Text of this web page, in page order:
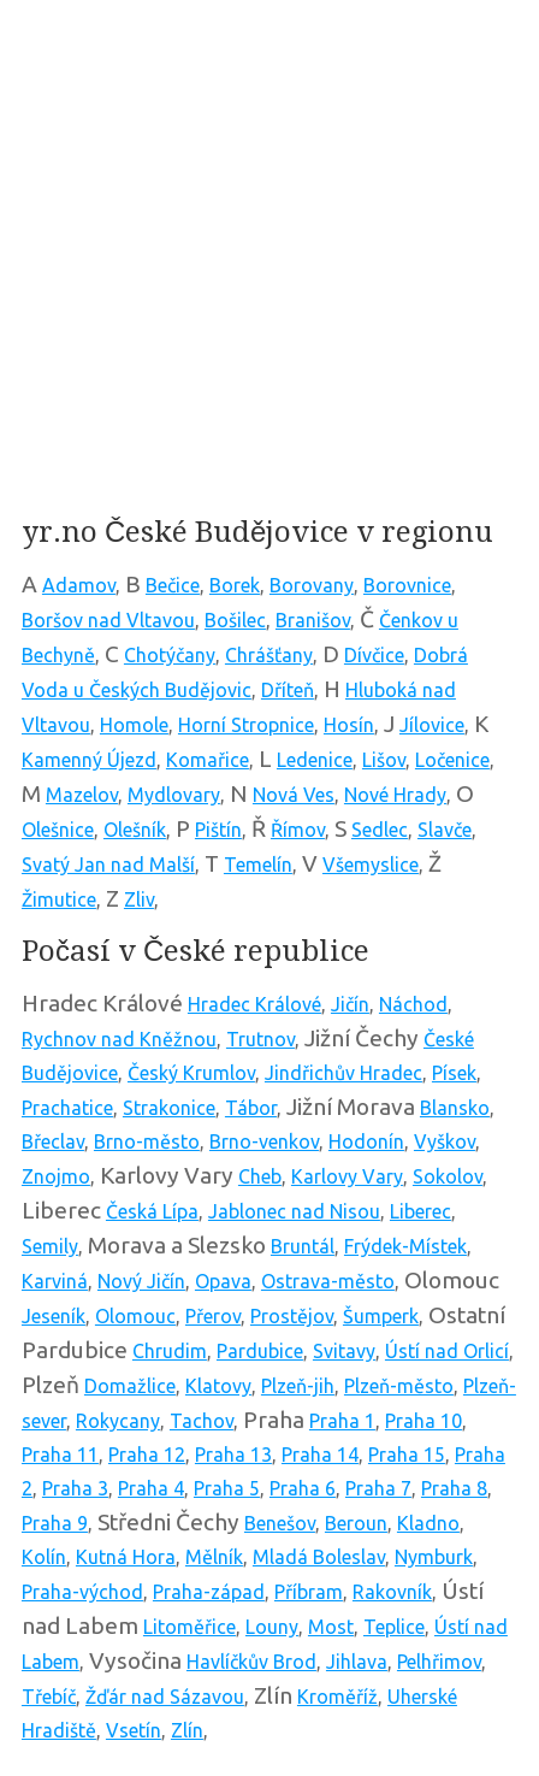
yr.no České Budějovice v regionu
A Adamov, B Bečice, Borek, Borovany, Borovnice,
Boršov nad Vltavou, Bošilec, Branišov, Č Čenkov u
Bechyně, C Chotýčany, Chrášťany, D Dívčice, Dobrá
Voda u Českých Budějovic, Dříteň, H Hluboká nad
Vltavou, Homole, Horní Stropnice, Hosín, J Jílovice, K
Kamenný Újezd , Komařice, L Ledenice, Lišov, Ločenice,
M Mazelov, Mydlovary, N Nová Ves, Nové Hrady, O
Olešnice, Olešník, P Pištín, Ř Římov, S Sedlec, Slavče,
Svatý Jan nad Malší, T Temelín, V Všemyslice, Ž
Žimutice, Z Zliv,
Počasí v České republice
Hradec Králové Hradec Králové, Jičín, Náchod ,
Rychnov nad Kněžnou, Trutnov, Jižní Čechy České
Budějovice, Český Krumlov, Jindřichův Hradec, Písek,
Prachatice, Strakonice, Tábor, Jižní Morava Blansko,
Břeclav, Brno-město, Brno-venkov, Hodonín, Vyškov,
Znojmo, Karlovy Vary Cheb, Karlovy Vary, Sokolov,
Liberec Česká Lípa, Jablonec nad Nisou, Liberec,
Semily, Morava a Slezsko Bruntál, Frýdek-Místek,
Karviná, Nový Jičín, Opava, Ostrava-město, Olomouc
Jeseník, Olomouc, Přerov, Prostějov, Šumperk, Ostatní
Pardubice Chrudim, Pardubice, Svitavy, Ústí nad Orlicí,
Plzeň Domažlice, Klatovy, Plzeň-jih, Plzeň-město, Plzeň-
sever, Rokycany, Tachov, Praha Praha 1 , Praha 10,
Praha 11 , Praha 12, Praha 13, Praha 14, Praha 15, Praha
2, Praha 3, Praha 4, Praha 5, Praha 6, Praha 7, Praha 8,
Praha 9, Středni Čechy Benešov, Beroun, Kladno,
Kolín, Kutná Hora, Mělník, Mladá Boleslav, Nymburk,
Praha-východ , Praha-západ , Příbram, Rakovník, Ústí
nad Labem Litoměřice, Louny, Most, Teplice, Ústí nad
Labem, Vysočina Havlíčkův Brod , Jihlava, Pelhřimov,
Třebíč, Žďár nad Sázavou, Zlín Kroměříž, Uherské
Hradiště, Vsetín, Zlín,